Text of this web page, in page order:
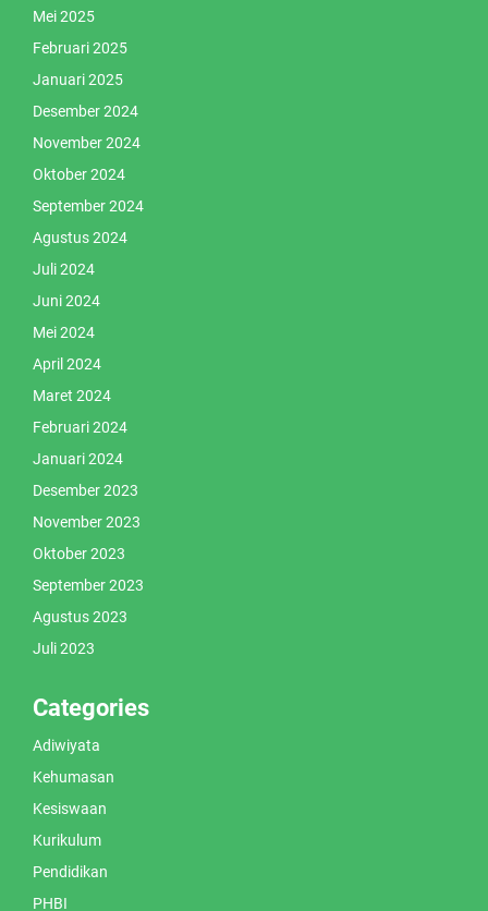
Mei 2025
Februari 2025
Januari 2025
Desember 2024
November 2024
Oktober 2024
September 2024
Agustus 2024
Juli 2024
Juni 2024
Mei 2024
April 2024
Maret 2024
Februari 2024
Januari 2024
Desember 2023
November 2023
Oktober 2023
September 2023
Agustus 2023
Juli 2023
Categories
Adiwiyata
Kehumasan
Kesiswaan
Kurikulum
Pendidikan
PHBI